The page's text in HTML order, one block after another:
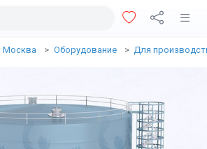
Москва Оборудование Для